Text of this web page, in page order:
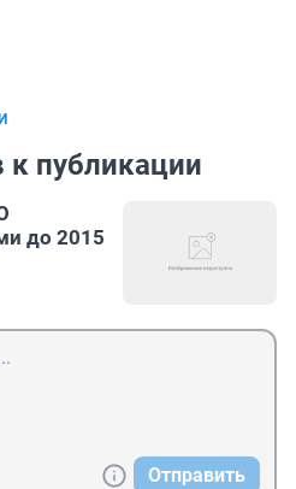
публикации
до 2015
Отправить